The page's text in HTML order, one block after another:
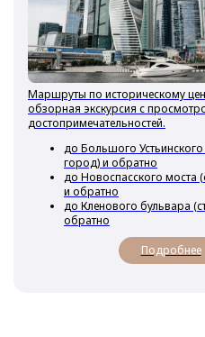
Маршруты по историческому
обзорная экскурсия с
достопримечательностей.
до Большого Устьинского
город) и обратно
до Новоспасского моста
и обратно
до Кленового бульвара
обратно
Подробнее